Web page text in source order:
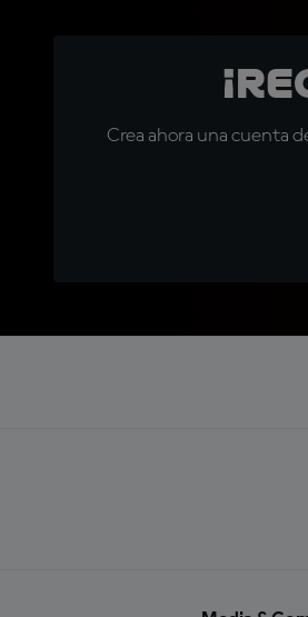
Crea ahora una cuenta